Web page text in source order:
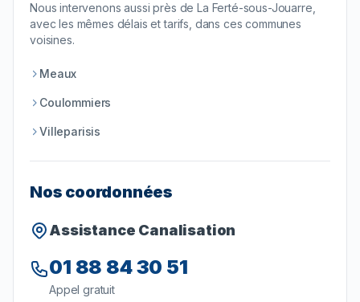
Nous intervenons aussi près deLa Ferté-sous-Jouarre
avec les mêmes délais et tarifs, dans ces communes
voisines.
Meaux
Coulommiers
Villeparisis
Nos coordonnées
Assistance Canalisation
01 88 84 30 51
Appel gratuit